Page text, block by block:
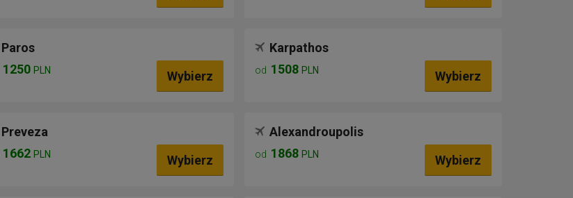
Paros
1250 PLN Wybierz
Karpathos
od 1508 PLN Wybierz
Preveza
1662 PLN Wybierz
Alexandroupolis
od 1868 PLN Wybierz